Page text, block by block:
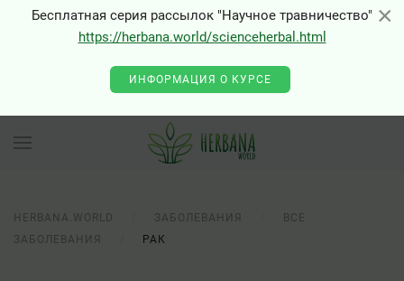
×
Бесплатная серия рассылок "Научное травничество"
https://herbana.world/scienceherbal.html
ИНФОРМАЦИЯ О КУРСЕ
HERBANA.WORLD ЗАБОЛЕВАНИЯ
ВСЕ
ЗАБОЛЕВАНИЯ
РАК
×